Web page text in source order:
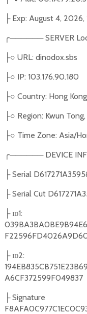
├Exp: August 4,
╭──────SERVER
├○ URL: dinodox.sbs
├○ IP: 103.176.90.180
├○ Country: Hong Kong
├○ Region: Kwun
├○ Time Zone: Asia/
╭──────DEVICE
├Serial
├Serial Cut
├ɪᴅ1:
├ɪᴅ2:
A6CF372599F049837
├Signature